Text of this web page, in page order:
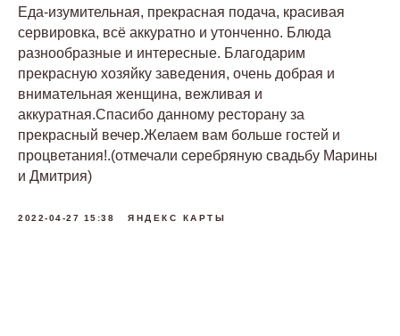
Еда-изумительная, прекрасная подача, красивая
сервировка, всё аккуратно и утонченно. Блюда
разнообразные и интересные. Благодарим
прекрасную хозяйку заведения, очень добрая и
внимательная женщина, вежливая и
аккуратная.Спасибо данному ресторану за
прекрасный вечер.Желаем вам больше гостей и
процветания!.(отмечали серебряную свадьбу Марины
и Дмитрия)
2022-04-27 15:38 ЯНДЕКС КАРТЫ